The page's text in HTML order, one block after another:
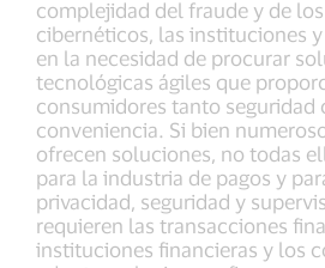
complejidad del fraude y de
cibernéticos, las instituciones
en la necesidad de procurar
tecnológicas ágiles que
consumidores tanto seguridad
conveniencia. Si bien
ofrecen soluciones, no todas
para la industria de pagos y
privacidad, seguridad y
requieren las transacciones
instituciones financieras y los